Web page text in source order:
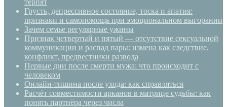
терпят
Грусть, депрессивное состояние, тоска и апатия:
признаки и самопомощь при эмоциональном выгорании
Зачем семье регулярные ужины
Признак четвертый и пятый — отсутствие сексуальной
коммуникации и распад пары: измена как следствие,
конфликт, предвестники развода
Первые дни после смерти мужа: что происходит с
человеком
Онлайн-тишина после ухода: как справляться
Расчёт совместимости арканов в матрице судьбы: как
понять партнёра через числа